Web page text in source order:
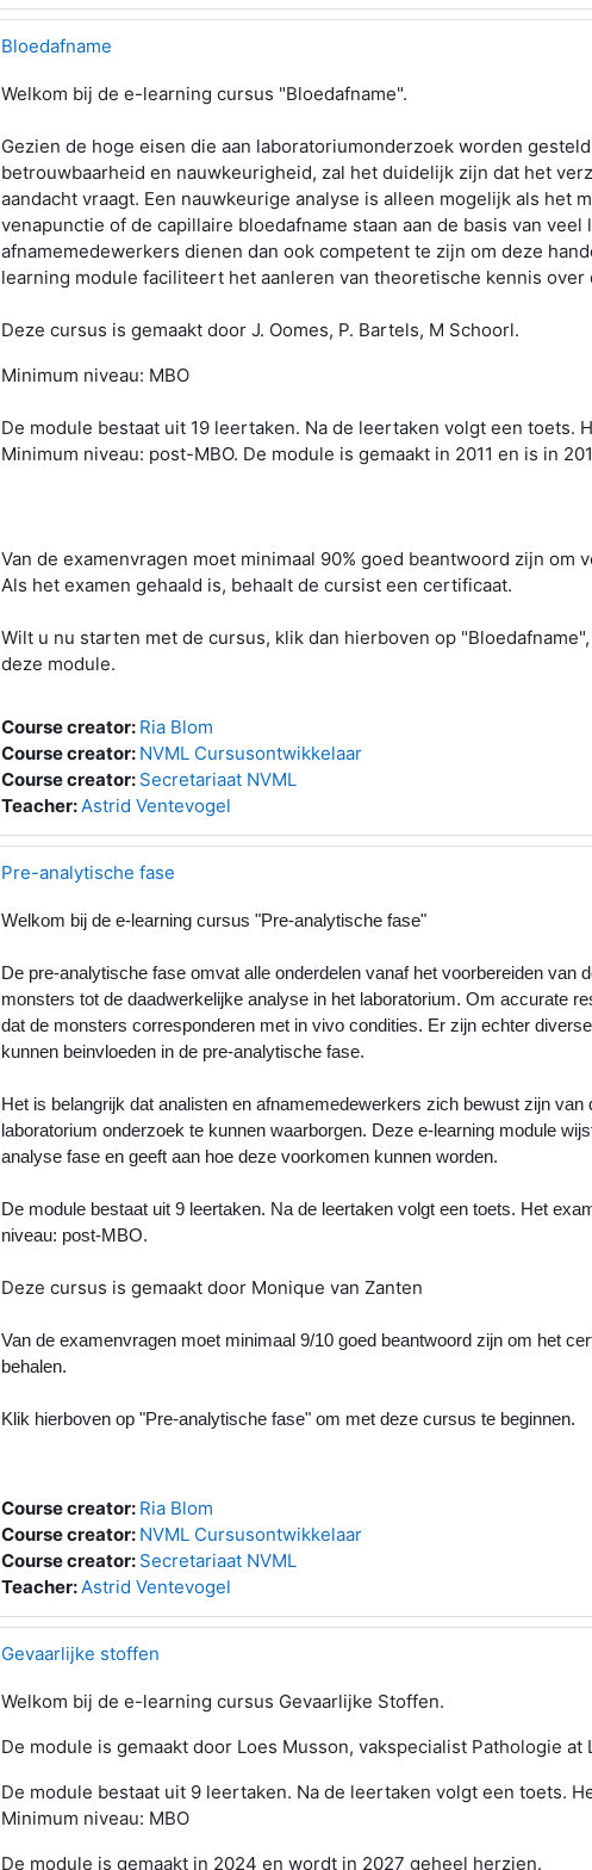
Bloedafname
Welkom bij de e-learning cursus "Bloedafname".
Gezien de hoge eisen die aan laboratoriumonderzoek worden
betrouwbaarheid en nauwkeurigheid, zal het duidelijk zijn dat het
aandacht vraagt. Een nauwkeurige analyse is alleen mogelijk als het
venapunctie of de capillaire bloedafname staan aan de basis van
afnamemedewerkers dienen dan ook competent te zijn om deze
learning module faciliteert het aanleren van theoretische kennis over
Deze cursus is gemaakt door J. Oomes, P. Bartels, M Schoorl.
Minimum niveau: MBO
De module bestaat uit 19 leertaken. Na de leertaken volgt een toets.
Minimum niveau: post-MBO. De module is gemaakt in 2011 en is in
Van de examenvragen moet minimaal 90% goed beantwoord zijn om
Als het examen gehaald is, behaalt de cursist een certificaat.
Wilt u nu starten met de cursus, klik dan hierboven op
deze module.
Course creator: Ria Blom
Course creator: NVML Cursusontwikkelaar
Course creator: Secretariaat NVML
Teacher: Astrid Ventevogel
Pre-analytische fase
Welkom bij de e-learning cursus "Pre-analytische fase"
De pre-analytische fase omvat alle onderdelen vanaf het voorbereiden van
monsters tot de daadwerkelijke analyse in het laboratorium. Om accurate
dat de monsters corresponderen met in vivo condities. Er zijn echter
kunnen beinvloeden in de pre-analytische fase.
Het is belangrijk dat analisten en afnamemedewerkers zich bewust zijn
laboratorium onderzoek te kunnen waarborgen. Deze e-learning module
analyse fase en geeft aan hoe deze voorkomen kunnen worden.
De module bestaat uit 9 leertaken. Na de leertaken volgt een toets. Het
niveau: post-MBO.
Deze cursus is gemaakt door Monique van Zanten
Van de examenvragen moet minimaal 9/10 goed beantwoord zijn om het
behalen.
Klik hierboven op "Pre-analytische fase" om met deze cursus te beginnen.
Course creator: Ria Blom
Course creator: NVML Cursusontwikkelaar
Course creator: Secretariaat NVML
Teacher: Astrid Ventevogel
Gevaarlijke stoffen
Welkom bij de e-learning cursus Gevaarlijke Stoffen.
De module is gemaakt door Loes Musson, vakspecialist Pathologie
De module bestaat uit 9 leertaken. Na de leertaken volgt een toets.
Minimum niveau: MBO
De module is gemaakt in 2024 en wordt in 2027 geheel herzien.